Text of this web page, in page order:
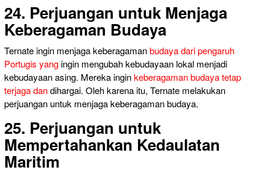
24. Perjuangan untuk Menjaga
Keberagaman Budaya
Ternate ingin menjaga keberagamanbudaya dari pengaruh
Portugis yangingin mengubah kebudayaan lokal menjadi
kebudayaan asing. Mereka inginkeberagaman budaya tetap
terjaga dandihargai. Oleh karena itu, Ternate melakukan
perjuangan untuk menjaga keberagaman budaya.
25. Perjuangan untuk
Mempertahankan Kedaulatan
Maritim